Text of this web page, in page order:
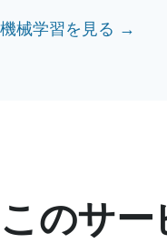
機械学習を見る →
このサ